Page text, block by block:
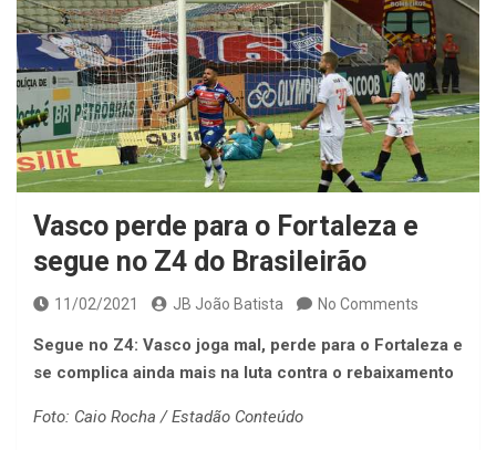
Vasco perde para o Fortaleza e
segue no Z4 do Brasileirão
11/02/2021 JB João Batista No Comments
Segue no Z4: Vasco joga mal, perde para o Fortaleza e
se complica ainda mais na luta contra o rebaixamento
Foto: Caio Rocha / Estadão Conteúdo